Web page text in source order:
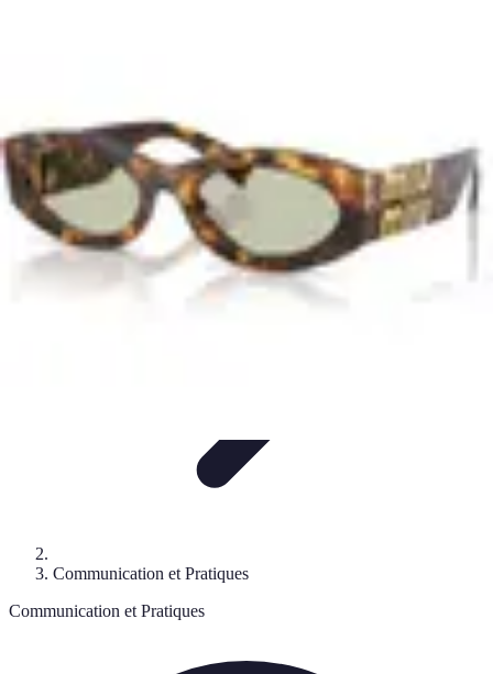
Infirmiers à Domicile
Communication et Pratiques
Communication et Pratiques